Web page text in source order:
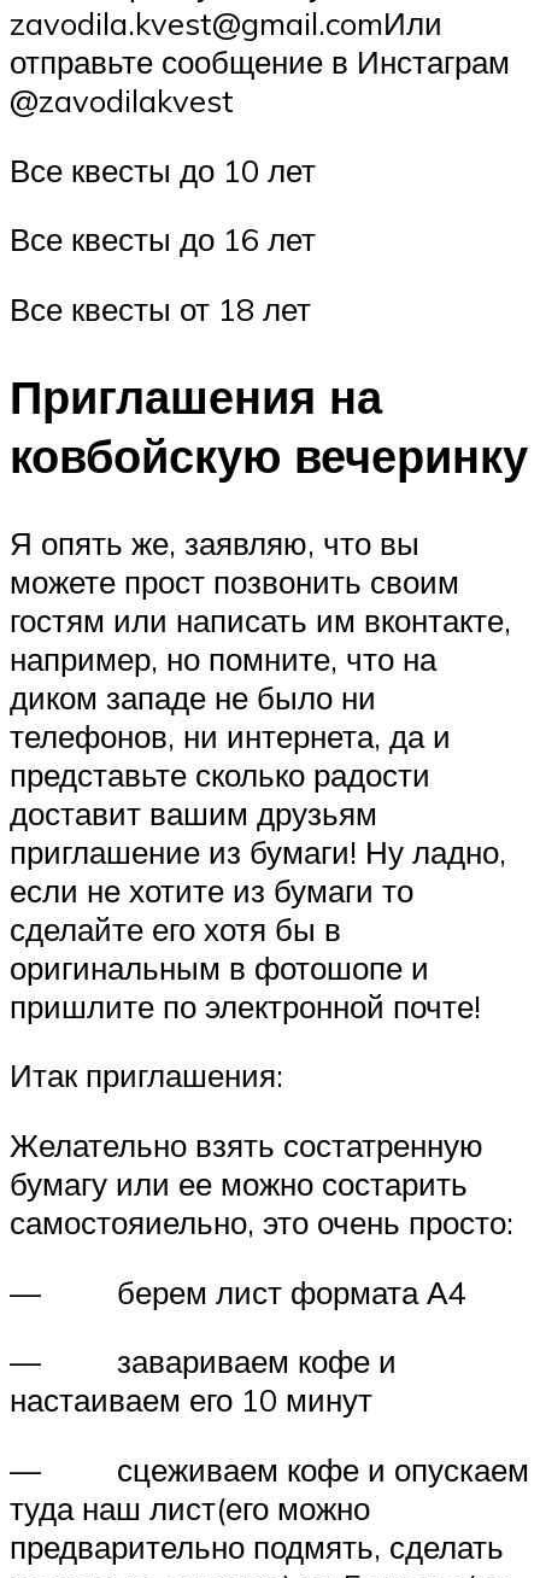
zavodila.kvest@gmail.comИли
отправьте сообщение в Инстаграм
@zavodilakvest
Все квесты до 10 лет
Все квесты до 16 лет
Все квесты от 18 лет
Приглашения на
ковбойскую вечеринку
Я опять же, заявляю, что вы
можете прост позвонить своим
гостям или написать им вконтакте,
например, но помните, что на
диком западе не было ни
телефонов, ни интернета, да и
представьте сколько радости
доставит вашим друзьям
приглашение из бумаги! Ну ладно,
если не хотите из бумаги то
сделайте его хотя бы в
оригинальным в фотошопе и
пришлите по электронной почте!
Итак приглашения:
Желательно взять состатренную
бумагу или ее можно состарить
самостояиельно, это очень просто:
— берем лист формата А4
— завариваем кофе и
настаиваем его 10 минут
— сцеживаем кофе и опускаем
туда наш лист(его можно
предварительно подмять, сделать